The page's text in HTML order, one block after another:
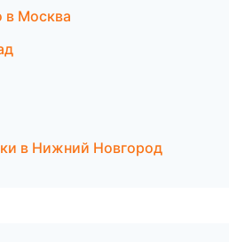
в Москва
в Нижний Новгород